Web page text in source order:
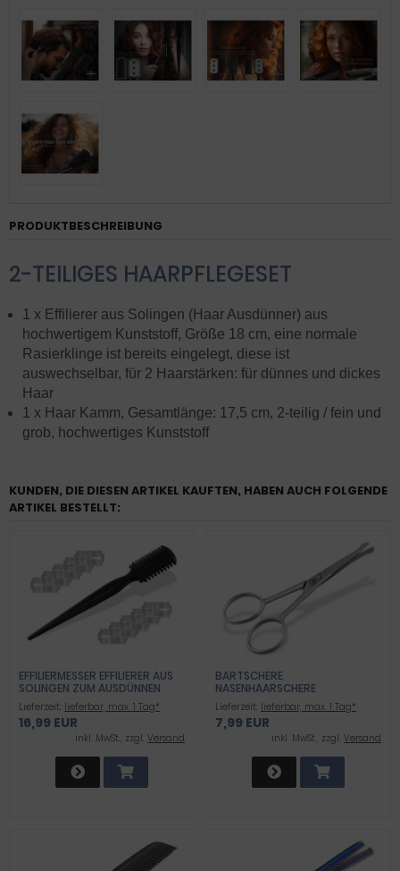
PRODUKTBESCHREIBUNG
2-TEILIGES HAARPFLEGESET
1 x Effilierer aus Solingen (Haar Ausdünner) aus
hochwertigem Kunststoff, Größe 18 cm, eine normale
Rasierklinge ist bereits eingelegt, diese ist
auswechselbar, für 2 Haarstärken: für dünnes und dickes
Haar
1 x Haar Kamm, Gesamtlänge: 17,5 cm, 2-teilig / fein und
grob, hochwertiges Kunststoff
KUNDEN, DIE DIESEN ARTIKEL KAUFTEN, HABEN AUCH FOLGENDE
ARTIKEL BESTELLT:
EFFILIERMESSER EFFILIERER AUS
SOLINGEN ZUM AUSDÜNNEN
UND SCHNEIDEN VON HAAREN
MIT 100 ERSATZKLINGEN
Lieferzeit: lieferbar, max. 1 Tag*
16,99 EUR
inkl .MwSt., zzgl. Versand
BARTSCHERE
NASENHAARSCHERE
HAARSCHERE AUS EDELSTAHL
SCHERE OHRHAARSCHERE
SCHNURRBARTSCHERE MIT
ABGERUNDETEN ENDEN
Lieferzeit: lieferbar, max. 1 Tag*
7,99 EUR
inkl .MwSt., zzgl. Versand